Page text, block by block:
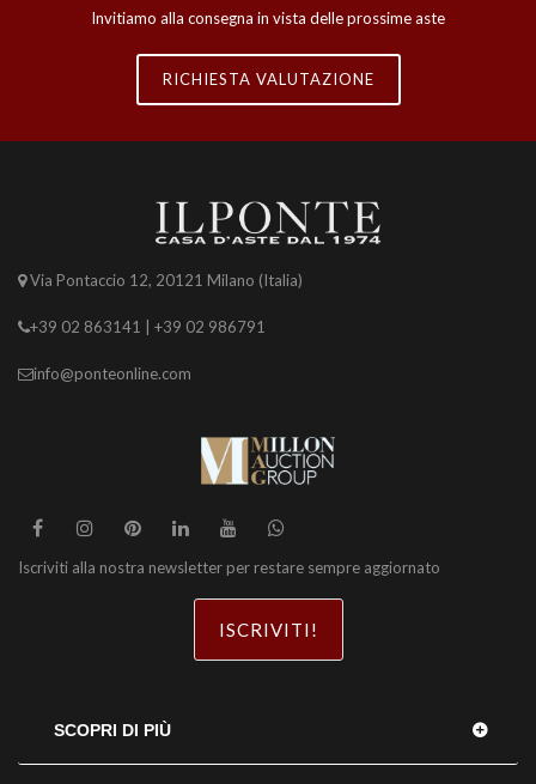
Invitiamo alla consegna in vista delle prossime aste
RICHIESTA VALUTAZIONE
Via Pontaccio 12, 20121 Milano (Italia)
+39 02 863141 | +39 02 986791
info@ponteonline.com
Iscriviti alla nostra newsletter per restare sempre aggiornato
ISCRIVITI!
SCOPRI DI PIÙ